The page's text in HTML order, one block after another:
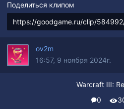
Поделиться клипом
ov2m
16:57, 9 ноября 2024г.
Warcraft III:
0